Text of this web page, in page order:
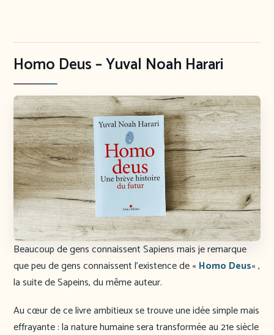
Homo Deus – Yuval Noah Harari
Beaucoup de gens connaissent Sapiens mais je remarque
que peu de gens connaissent l’existence de « Homo Deus« ,
la suite de Sapeins, du même auteur.
Au cœur de ce livre ambitieux se trouve une idée simple mais
effrayante : la nature humaine sera transformée au 21e siècle